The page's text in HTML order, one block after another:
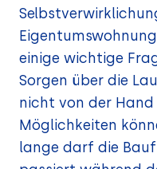
einige wichtige
Sorgen über die
nicht von der Hand
Möglichkeiten
lange darf die